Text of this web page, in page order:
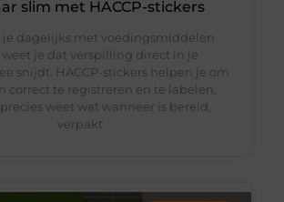
slim met HACCP-stickers
je dagelijks met voedingsmiddelen
weet je dat verspilling direct in je
snijdt. HACCP-stickers helpen je om
correct te registreren en te labelen,
weet wat wanneer is bereid,
verpakt